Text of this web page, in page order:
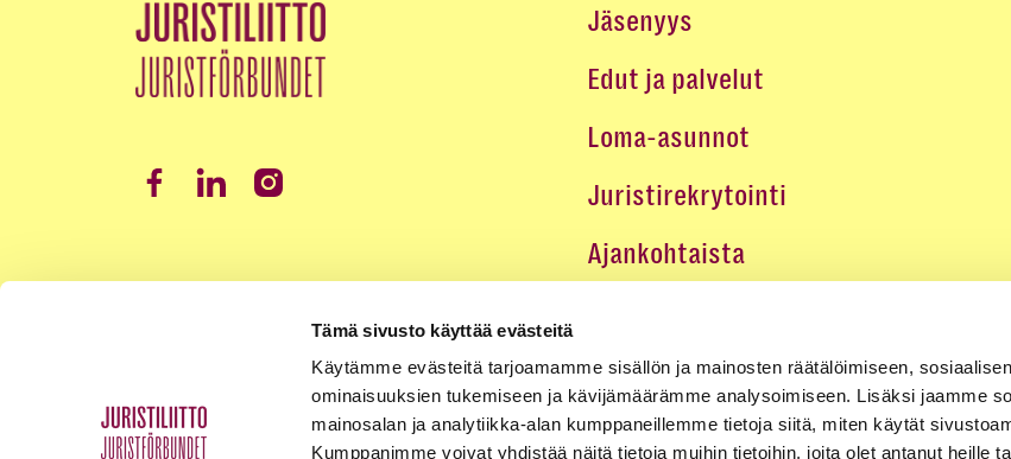
Tämä sivusto käyttää evästeitä
Käytämme evästeitä tarjoamamme sisällön ja mainosten räätälöimiseen,
ominaisuuksien tukemiseen ja kävijämäärämme analysoimiseen. Lisäksi jaamme
mainosalan ja analytiikka-alan kumppaneillemme tietoja siitä, miten käytät
Kumppanimme voivat yhdistää näitä tietoja muihin tietoihin, joita olet antanut heille
Jäsenyys
Edut ja palvelut
Loma-asunnot
Juristirekrytointi
Ajankohtaista
Koulutukset ja tapahtumat
Yhteystiedot